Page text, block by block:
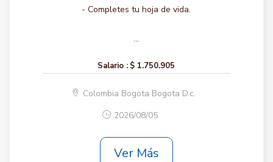
- Completes tu hoja de vida.
...
Salario : $ 1.750.905
Colombia Bogota Bogota D.c.
2026/08/05
Ver Más